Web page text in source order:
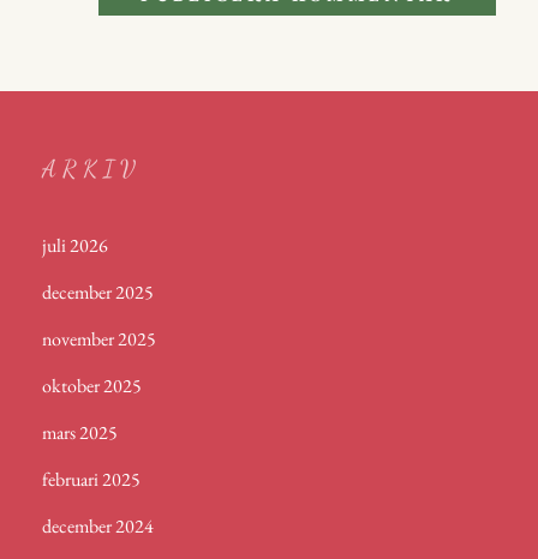
ARKIV
juli 2026
december 2025
november 2025
oktober 2025
mars 2025
februari 2025
december 2024